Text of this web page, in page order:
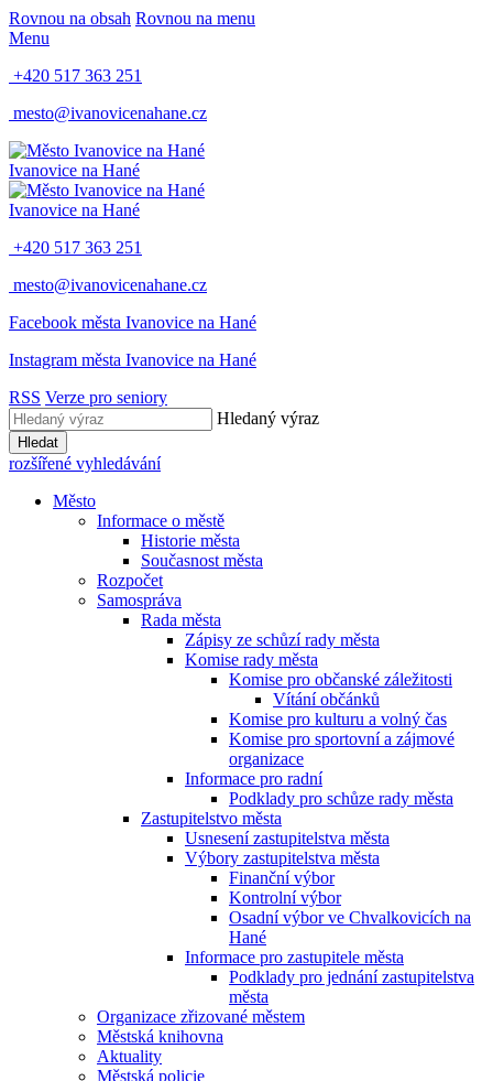
Rovnou na obsah Rovnou na menu
Menu
+420 517 363 251
mesto@ivanovicenahane.cz
Ivanovice na Hané
Ivanovice na Hané
+420 517 363 251
mesto@ivanovicenahane.cz
Facebook města Ivanovice na Hané
Instagram města Ivanovice na Hané
RSS Verze pro seniory
Hledaný výraz
Hledat
rozšířené vyhledávání
Město
Informace o městě
Historie města
Současnost města
Rozpočet
Samospráva
Rada města
Zápisy ze schůzí rady města
Komise rady města
Komise pro občanské záležitosti
Vítání občánků
Komise pro kulturu a volný čas
Komise pro sportovní a zájmové
organizace
Informace pro radní
Podklady pro schůze rady města
Zastupitelstvo města
Usnesení zastupitelstva města
Výbory zastupitelstva města
Finanční výbor
Kontrolní výbor
Osadní výbor ve Chvalkovicích na
Hané
Informace pro zastupitele města
Podklady pro jednání zastupitelstva
města
Organizace zřizované městem
Městská knihovna
Aktuality
Městská policie